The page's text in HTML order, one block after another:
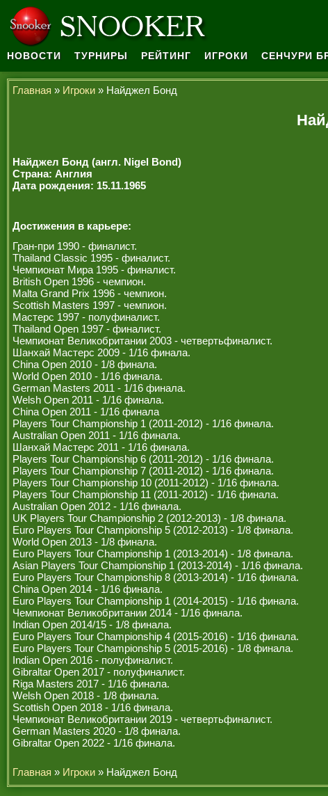
НОВОСТИ ТУРНИРЫ РЕЙТИНГ ИГРОКИ СЕНЧУРИ
Главная » Игроки » Найджел Бонд
Найджел Бонд (англ. Nigel Bond)
Страна: Англия
Дата рождения: 15.11.1965
Достижения в карьере:
Гран-при 1990 - финалист.
Thailand Classic 1995 - финалист.
Чемпионат Мира 1995 - финалист.
British Open 1996 - чемпион.
Malta Grand Prix 1996 - чемпион.
Scottish Masters 1997 - чемпион.
Мастерс 1997 - полуфиналист.
Thailand Open 1997 - финалист.
Чемпионат Великобритании 2003 - четвертьфиналист.
Шанхай Мастерс 2009 - 1/16 финала.
China Open 2010 - 1/8 финала.
World Open 2010 - 1/16 финала.
German Masters 2011 - 1/16 финала.
Welsh Open 2011 - 1/16 финала.
China Open 2011 - 1/16 финала
Players Tour Championship 1 (2011-2012) - 1/16 финала.
Australian Open 2011 - 1/16 финала.
Шанхай Мастерс 2011 - 1/16 финала.
Players Tour Championship 6 (2011-2012) - 1/16 финала.
Players Tour Championship 7 (2011-2012) - 1/16 финала.
Players Tour Championship 10 (2011-2012) - 1/16 финала.
Players Tour Championship 11 (2011-2012) - 1/16 финала.
Australian Open 2012 - 1/16 финала.
UK Players Tour Championship 2 (2012-2013) - 1/8 финала.
Euro Players Tour Championship 5 (2012-2013) - 1/8 финала.
World Open 2013 - 1/8 финала.
Euro Players Tour Championship 1 (2013-2014) - 1/8 финала.
Asian Players Tour Championship 1 (2013-2014) - 1/16 финала.
Euro Players Tour Championship 8 (2013-2014) - 1/16 финала.
China Open 2014 - 1/16 финала.
Euro Players Tour Championship 1 (2014-2015) - 1/16 финала.
Чемпионат Великобритании 2014 - 1/16 финала.
Indian Open 2014/15 - 1/8 финала.
Euro Players Tour Championship 4 (2015-2016) - 1/16 финала.
Euro Players Tour Championship 5 (2015-2016) - 1/8 финала.
Indian Open 2016 - полуфиналист.
Gibraltar Open 2017 - полуфиналист.
Riga Masters 2017 - 1/16 финала.
Welsh Open 2018 - 1/8 финала.
Scottish Open 2018 - 1/16 финала.
Чемпионат Великобритании 2019 - четвертьфиналист.
German Masters 2020 - 1/8 финала.
Gibraltar Open 2022 - 1/16 финала.
Главная » Игроки » Найджел Бонд